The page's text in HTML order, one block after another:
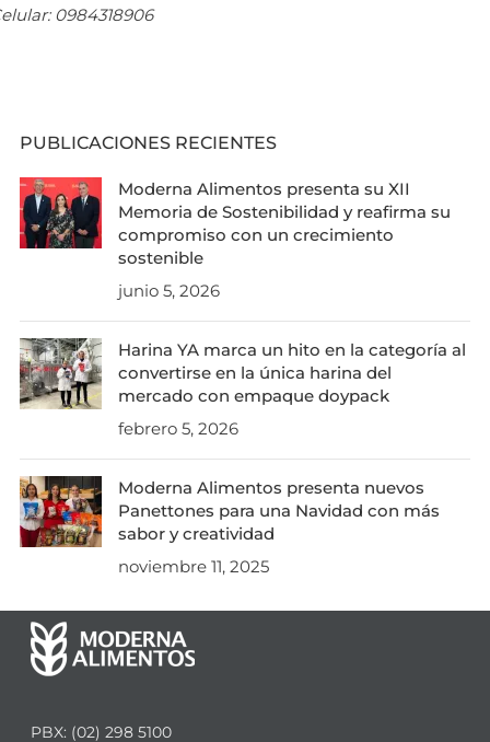
0984318906
PUBLICACIONES RECIENTES
Moderna Alimentos presenta su XII
Memoria de Sostenibilidad y reafirma su
compromiso con un crecimiento
sostenible
junio 5, 2026
Harina YA marca un hito en la categoría al
convertirse en la única harina del
mercado con empaque doypack
febrero 5, 2026
Moderna Alimentos presenta nuevos
Panettones para una Navidad con más
sabor y creatividad
noviembre 11, 2025
PBX: (02) 298 5100